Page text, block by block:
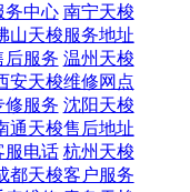
务中心 南宁天梭
山天梭服务地址
后服务 温州天梭
安天梭维修网点
修服务 沈阳天梭
通天梭售后地址
服电话 杭州天梭
都天梭客户服务